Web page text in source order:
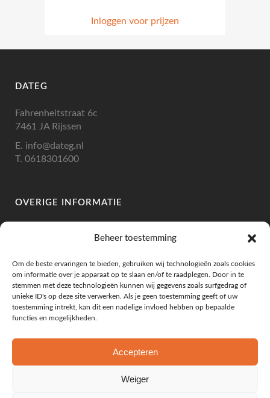
Beheer toestemming
Om de beste ervaringen te bieden, gebruiken wij technologieën zoals cookies
om informatie over je apparaat op te slaan en/of te raadplegen. Door in te
stemmen met deze technologieën kunnen wij gegevens zoals surfgedrag of
unieke ID's op deze site verwerken. Als je geen toestemming geeft of uw
toestemming intrekt, kan dit een nadelige invloed hebben op bepaalde
functies en mogelijkheden.
Accepteren
Weiger
Inloggen voor prijzen
DATEG
Fahrenheitstraat 6c
7461 JA Rijssen
E. info@dateg.nl
T. 0618301600
OVERIGE INFORMATIE
BTW: NL002307263B78
KVK: 73219886
KLANTENSERVICE